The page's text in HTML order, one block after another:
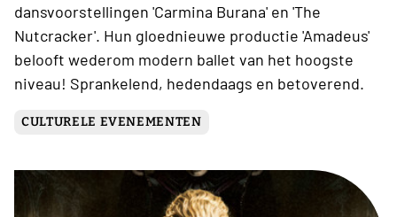
dansvoorstellingen 'Carmina Burana' en 'The
Nutcracker'. Hun gloednieuwe productie 'Amadeus'
belooft wederom modern ballet van het hoogste
niveau! Sprankelend, hedendaags en betoverend.
CULTURELE EVENEMENTEN